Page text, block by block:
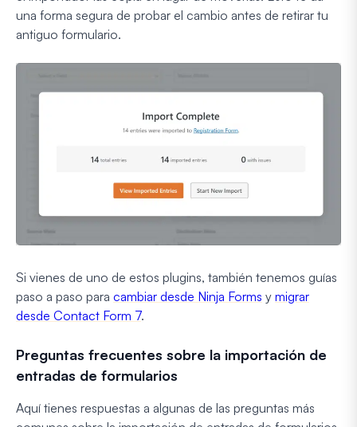
una forma segura de probar el cambio antes de retirar tu
antiguo formulario.
Si vienes de uno de estos plugins, también tenemos guías
paso a paso para cambiar desde Ninja Forms y migrar
desde Contact Form 7.
Preguntas frecuentes sobre la importación de
entradas de formularios
Aquí tienes respuestas a algunas de las preguntas más